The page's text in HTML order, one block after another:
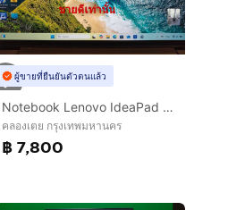
ผู้ขายที่ยืนยันตัวตนแล้ว
Notebook Lenovo IdeaPad 5 14ALC05 - ลงขายในเพจ ขายดีเท่านั้น
คลองเตย กรุงเทพมหานคร
฿ 7,800